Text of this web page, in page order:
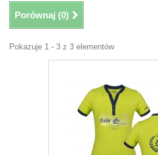
Porównaj (0)
Pokazuje 1 - 3 z 3 elementów